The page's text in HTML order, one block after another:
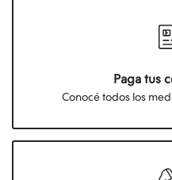
Paga tus
Conocé todos los